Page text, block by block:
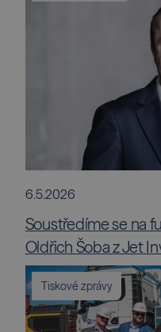
6.5.2026
Soustředíme se na
Oldřich Šoba z Jet
Tiskové zprávy